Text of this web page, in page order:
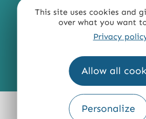
This site uses cookies and
over what you want
Privacy
Allow all
Personalize
Fourni par